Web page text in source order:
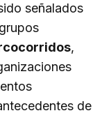
señalados
,
de